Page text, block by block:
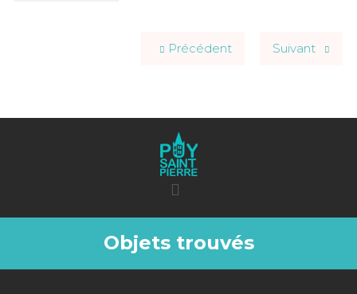
Précédent Suivant
Objets trouvés